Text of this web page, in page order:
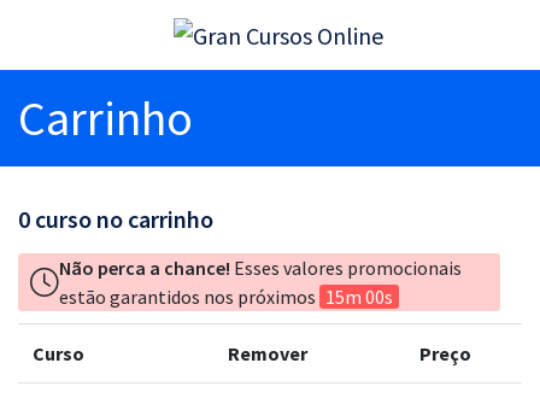
Carrinho
0 curso no carrinho
Não perca a chance! Esses valores promocionais
estão garantidos nos próximos 15m 00s
Curso Remover Preço